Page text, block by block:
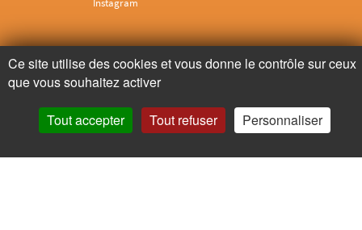
Je m’inscris
Ce site utilise des cookies et vous donne le contrôle sur ceux
que vous souhaitez activer
Tout accepter Tout refuser Personnaliser